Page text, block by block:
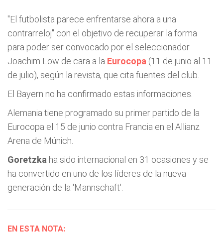
"El futbolista parece enfrentarse ahora a una
contrarreloj" con el objetivo de recuperar la forma
para poder ser convocado por el seleccionador
Joachim Löw de cara a la Eurocopa (11 de junio al 11
de julio), según la revista, que cita fuentes del club.
El Bayern no ha confirmado estas informaciones.
Alemania tiene programado su primer partido de la
Eurocopa el 15 de junio contra Francia en el Allianz
Arena de Múnich.
Goretzka ha sido internacional en 31 ocasiones y se
ha convertido en uno de los líderes de la nueva
generación de la 'Mannschaft'.
EN ESTA NOTA: